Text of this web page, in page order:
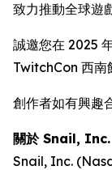
致力推動全球遊
誠邀您在 2025
TwitchCon 西南
創作者如有興趣
關於 Snail, Inc.
Snail, Inc.